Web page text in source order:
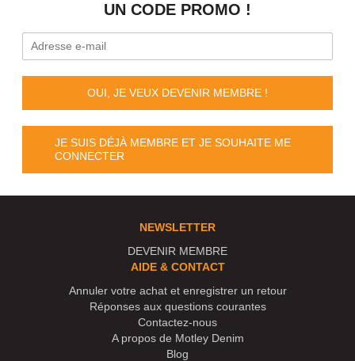
UN CODE PROMO !
OUI, JE VEUX DEVENIR MEMBRE !
JE SUIS DÉJÀ MEMBRE ET JE SOUHAITE ME
CONNECTER
NEWSLETTER
DEVENIR MEMBRE
AIDE & CONTACT
Annuler votre achat et enregistrer un retour
Réponses aux questions courantes
Contactez-nous
A propos de Motley Denim
Blog